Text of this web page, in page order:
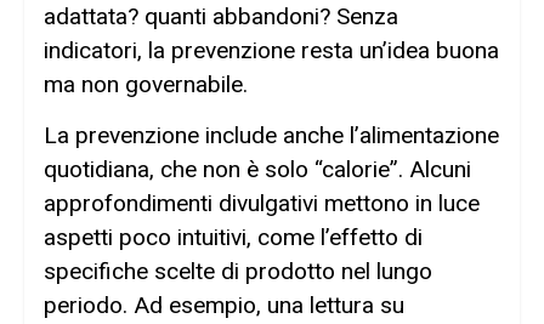
adattata? quanti abbandoni? Senza
indicatori, la prevenzione resta un’idea buona
ma non governabile.
La prevenzione include anche l’alimentazione
quotidiana, che non è solo “calorie”. Alcuni
approfondimenti divulgativi mettono in luce
aspetti poco intuitivi, come l’effetto di
specifiche scelte di prodotto nel lungo
periodo. Ad esempio, una lettura su